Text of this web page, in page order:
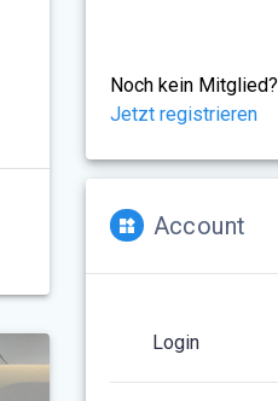
Noch kein Mitglied?
Jetzt registrieren
Account
Login